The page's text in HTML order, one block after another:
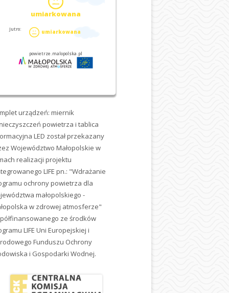
urządzeń: miernik
powietrza i tablica
LED został przekazany
Województwo Małopolskie w
realizacji projektu
LIFE pn.: "Wdrażanie
ochrony powietrza dla
małopolskiego -
w zdrowej atmosferze"
ze środków
LIFE Uni Europejskiej i
Funduszu Ochrony
i Gospodarki Wodnej.